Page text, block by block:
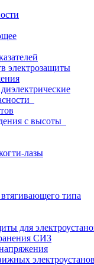
электрозащиты
с высоты
лазы
типа
для
СИЗ